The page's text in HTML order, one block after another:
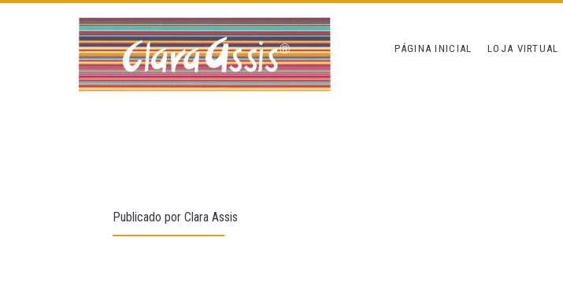
PÁGINA INICIAL LOJA VIRTUAL
Publicado porClara Assis